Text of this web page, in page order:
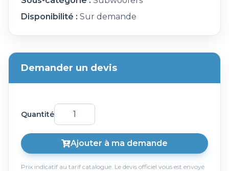
Disponibilité : Sur demande
Demander un devis
Quantité
Ajouter à ma demande
Prix indicatif au tarif catalogue. Le devis officiel vous est envoyé